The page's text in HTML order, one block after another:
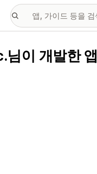
이 개발한 앱